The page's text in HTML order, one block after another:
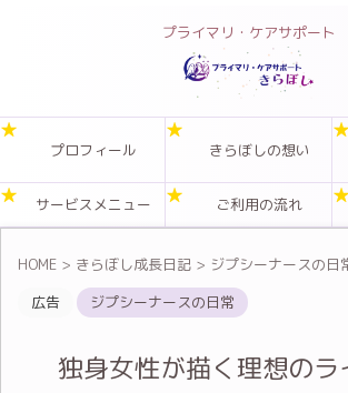
プライマリ・ケアサポート
プロフィール きらぼしの想い
サービスメニュー ご利用の流れ
HOME > きらぼし成長日記 > ジプシーナースの日
広告
ジプシーナースの日常
独身女性が描く理想のラ